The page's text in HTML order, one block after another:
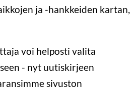
ja -hankkeiden kartan,
voi helposti valita
- nyt uutiskirjeen
sivuston